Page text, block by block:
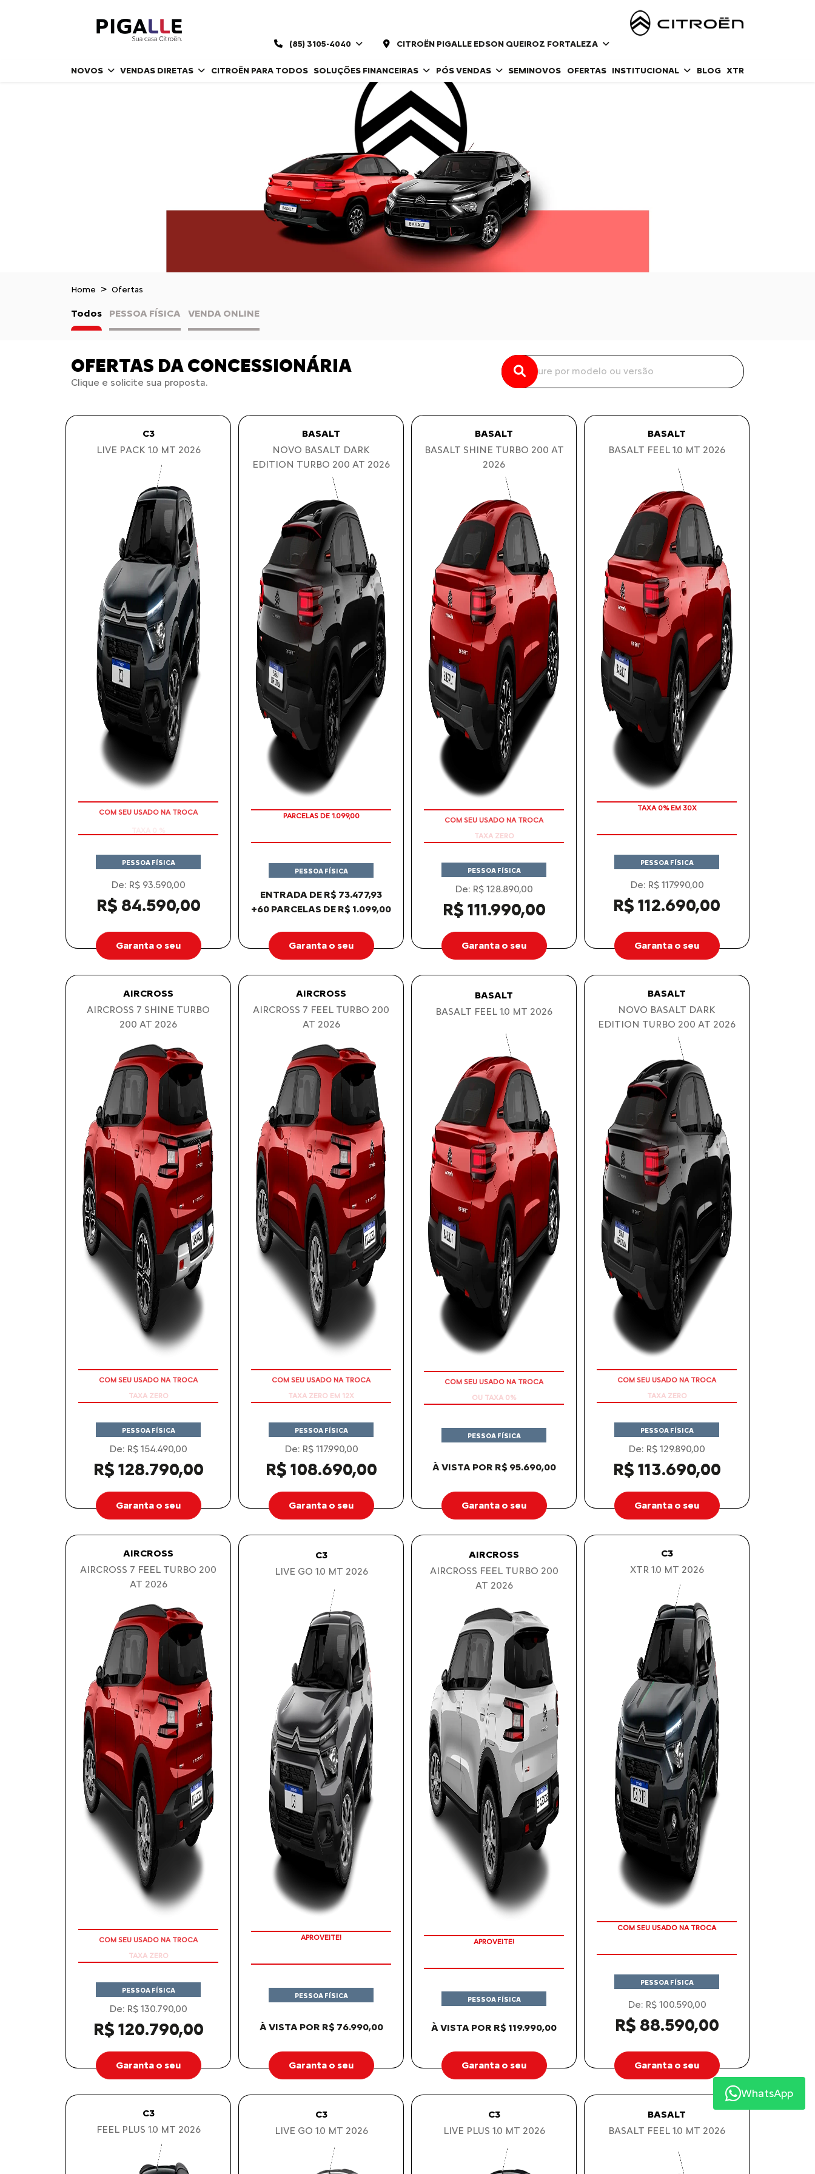
(85) 3105-4040 CITROËN PIGALLE EDSON QUEIROZ FORTALEZA
NOVOS VENDAS DIRETAS CITROËN PARA TODOS SOLUÇÕES FINANCEIRAS PÓS VENDAS SEMINOVOS OFERTAS INSTITUCIONAL BLOG XTR
Home Ofertas
Todos PESSOA FÍSICA VENDA ONLINE
OFERTAS DA CONCESSIONÁRIA
Clique e solicite sua proposta.
C3
LIVE PACK 1.0 MT 2026
COM SEU USADO NA TROCA
PESSOA FÍSICA
De: R$ 93.590,00
R$ 84.590,00
Garanta o seu
BASALT
NOVO BASALT DARK
EDITION TURBO 200 AT 2026
PARCELAS DE 1.099,00
ENTRADA DE R$ 73.477,93
+60 PARCELAS DE R$ 1.099,00
PESSOA FÍSICA
Garanta o seu
BASALT
BASALT SHINE TURBO 200 AT
2026
COM SEU USADO NA TROCA
PESSOA FÍSICA
De: R$ 128.890,00
R$ 111.990,00
Garanta o seu
BASALT
BASALT FEEL 1.0 MT 2026
TAXA 0% EM 30X
PESSOA FÍSICA
De: R$ 117.990,00
R$ 112.690,00
Garanta o seu
AIRCROSS
AIRCROSS 7 SHINE TURBO
200 AT 2026
COM SEU USADO NA TROCA
PESSOA FÍSICA
De: R$ 154.490,00
R$ 128.790,00
Garanta o seu
AIRCROSS
AIRCROSS 7 FEEL TURBO 200
AT 2026
COM SEU USADO NA TROCA
PESSOA FÍSICA
De: R$ 117.990,00
R$ 108.690,00
Garanta o seu
BASALT
BASALT FEEL 1.0 MT 2026
COM SEU USADO NA TROCA
À VISTA POR R$ 95.690,00
PESSOA FÍSICA
Garanta o seu
BASALT
NOVO BASALT DARK
EDITION TURBO 200 AT 2026
COM SEU USADO NA TROCA
PESSOA FÍSICA
De: R$ 129.890,00
R$ 113.690,00
Garanta o seu
AIRCROSS
AIRCROSS 7 FEEL TURBO 200
AT 2026
COM SEU USADO NA TROCA
PESSOA FÍSICA
De: R$ 130.790,00
R$ 120.790,00
Garanta o seu
C3
LIVE GO 1.0 MT 2026
APROVEITE!
À VISTA POR R$ 76.990,00
PESSOA FÍSICA
Garanta o seu
AIRCROSS
AIRCROSS FEEL TURBO 200
AT 2026
APROVEITE!
À VISTA POR R$ 119.990,00
PESSOA FÍSICA
Garanta o seu
C3
XTR 1.0 MT 2026
COM SEU USADO NA TROCA
PESSOA FÍSICA
De: R$ 100.590,00
R$ 88.590,00
Garanta o seu
C3
FEEL PLUS 1.0 MT 2026
C3
LIVE GO 1.0 MT 2026
C3
LIVE PLUS 1.0 MT 2026
BASALT
BASALT FEEL 1.0 MT 2026
WhatsApp